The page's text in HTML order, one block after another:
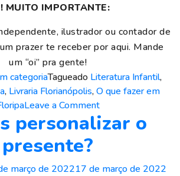
MUITO IMPORTANTE:
ilustrador ou contador de
prazer te receber por aqui. Mande
um “oi” pra gente!
categoriaTagueado Literatura Infantil,
, Livraria Florianópolis,O que fazer em
Leave a Commento
n
S
personalizar o
presente?
março de 202217 de março de 2022